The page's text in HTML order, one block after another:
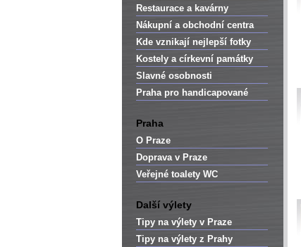
Restaurace a kavárny
Nákupní a obchodní centra
Kde vznikají nejlepší fotky
Kostely a církevní památky
Slavné osobnosti
Praha pro handicapované
Praha
O Praze
Doprava v Praze
Veřejné toalety WC
Další výlety
Tipy na výlety v Praze
Tipy na výlety z Prahy